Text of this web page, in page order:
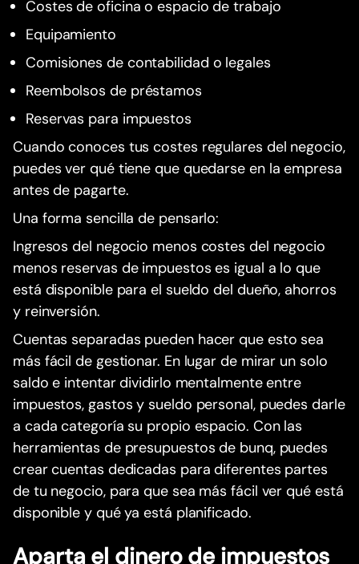
Costes de oficina o espacio de trabajo
Equipamiento
Comisiones de contabilidad o legales
Reembolsos de préstamos
Reservas para impuestos
Cuando conoces tus costes regulares del negocio,
puedes ver qué tiene que quedarse en la empresa
antes de pagarte.
Una forma sencilla de pensarlo:
Ingresos del negocio menos costes del negocio
menos reservas de impuestos es igual a lo que
está disponible para el sueldo del dueño, ahorros
y reinversión.
Cuentas separadas pueden hacer que esto sea
más fácil de gestionar. En lugar de mirar un solo
saldo e intentar dividirlo mentalmente entre
impuestos, gastos y sueldo personal, puedes darle
a cada categoría su propio espacio. Con las
herramientas de presupuestos de bunq, puedes
crear cuentas dedicadas para diferentes partes
de tu negocio, para que sea más fácil ver qué está
disponible y qué ya está planificado.
Aparta el dinero de impuestos